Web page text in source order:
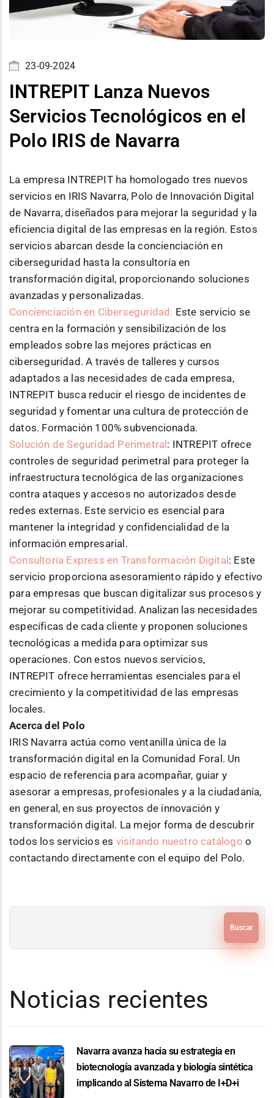
23-09-2024
INTREPIT Lanza Nuevos
Servicios Tecnológicos en el
Polo IRIS de Navarra
La empresa INTREPIT ha homologado tres nuevos
servicios en IRIS Navarra, Polo de Innovación Digital
de Navarra, diseñados para mejorar la seguridad y la
eficiencia digital de las empresas en la región. Estos
servicios abarcan desde la concienciación en
ciberseguridad hasta la consultoría en
transformación digital, proporcionando soluciones
avanzadas y personalizadas.
Concienciación en Ciberseguridad: Este servicio se
centra en la formación y sensibilización de los
empleados sobre las mejores prácticas en
ciberseguridad. A través de talleres y cursos
adaptados a las necesidades de cada empresa,
INTREPIT busca reducir el riesgo de incidentes de
seguridad y fomentar una cultura de protección de
datos. Formación 100% subvencionada.
Solución de Seguridad Perimetral: INTREPIT ofrece
controles de seguridad perimetral para proteger la
infraestructura tecnológica de las organizaciones
contra ataques y accesos no autorizados desde
redes externas. Este servicio es esencial para
mantener la integridad y confidencialidad de la
información empresarial.
Consultoría Express en Transformación Digital: Este
servicio proporciona asesoramiento rápido y efectivo
para empresas que buscan digitalizar sus procesos y
mejorar su competitividad. Analizan las necesidades
específicas de cada cliente y proponen soluciones
tecnológicas a medida para optimizar sus
operaciones. Con estos nuevos servicios,
INTREPIT ofrece herramientas esenciales para el
crecimiento y la competitividad de las empresas
locales.
Acerca del Polo
IRIS Navarra actúa como ventanilla única de la
transformación digital en la Comunidad Foral. Un
espacio de referencia para acompañar, guiar y
asesorar a empresas, profesionales y a la ciudadanía,
en general, en sus proyectos de innovación y
transformación digital. La mejor forma de descubrir
todos los servicios es visitando nuestro catálogo o
contactando directamente con el equipo del Polo.
Noticias recientes
Navarra avanza hacia su estrategia en
biotecnología avanzada y biología sintética
implicando al Sistema Navarro de I+D+i